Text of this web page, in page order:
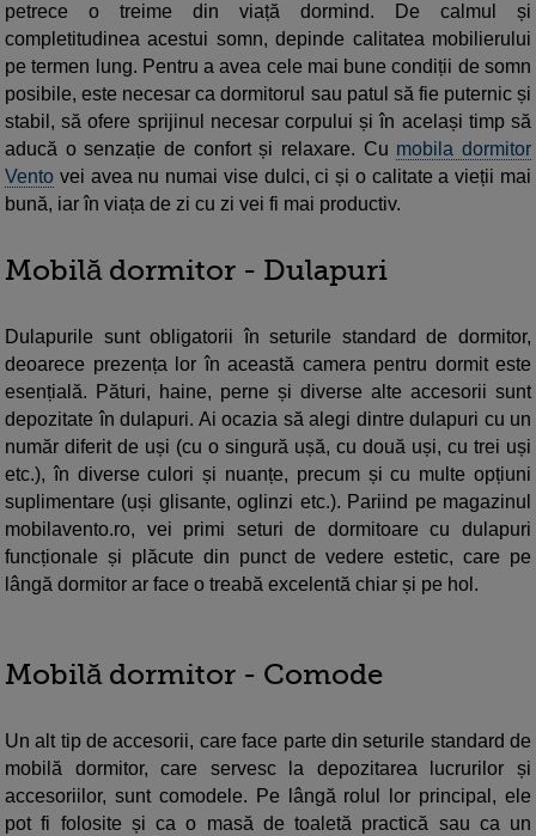
petrece o treime din viață dormind. De calmul și
completitudinea acestui somn, depinde calitatea mobilierului
pe termen lung. Pentru a avea cele mai bune condiții de somn
posibile, este necesar ca dormitorul sau patul să fie puternic și
stabil, să ofere sprijinul necesar corpului și în același timp să
aducă o senzație de confort și relaxare. Cu mobila dormitor
Vento vei avea nu numai vise dulci, ci și o calitate a vieții mai
bună, iar în viața de zi cu zi vei fi mai productiv.
Mobilă dormitor - Dulapuri
Dulapurile sunt obligatorii în seturile standard de dormitor,
deoarece prezența lor în această camera pentru dormit este
esențială. Pături, haine, perne și diverse alte accesorii sunt
depozitate în dulapuri. Ai ocazia să alegi dintre dulapuri cu un
număr diferit de uși (cu o singură ușă, cu două uși, cu trei uși
etc.), în diverse culori și nuanțe, precum și cu multe opțiuni
suplimentare (uși glisante, oglinzi etc.). Pariind pe magazinul
mobilavento.ro, vei primi seturi de dormitoare cu dulapuri
funcționale și plăcute din punct de vedere estetic, care pe
lângă dormitor ar face o treabă excelentă chiar și pe hol.
Mobilă dormitor - Comode
Un alt tip de accesorii, care face parte din seturile standard de
mobilă dormitor, care servesc la depozitarea lucrurilor și
accesoriilor, sunt comodele. Pe lângă rolul lor principal, ele
pot fi folosite și ca o masă de toaletă practică sau ca un